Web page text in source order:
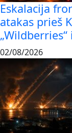
Eskalacija
atakas prieš
02/08/2026